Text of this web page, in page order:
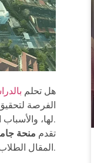
هل تحلم
الفرصة
لها، والأسباب التي تجعلها خيارًا جذابًا للطلاب الدوليين.
تقدم منحة
المقال الطلاب الطموحين وأولياء الأمور الذين يبحثون عن فرص تعليمية متميزة لأبنائهم.